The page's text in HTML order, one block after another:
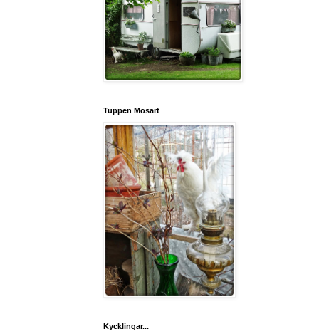
Tuppen Mosart
Kycklingar...